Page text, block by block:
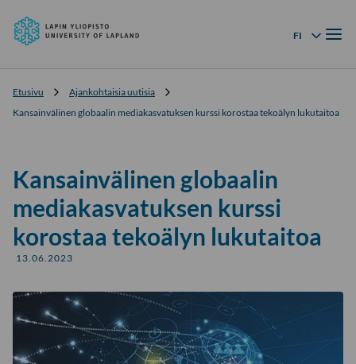
Siirry
suoraan
yliopisto
FI
Kielivalikko
Etusivu
Ajankohtaisia uutisia
Kansainvälinen globaalin mediakasvatuksen kurssi korostaa tekoälyn lukutaitoa
Kansainvälinen globaalin
mediakasvatuksen kurssi
korostaa tekoälyn lukutaitoa
13.06.2023